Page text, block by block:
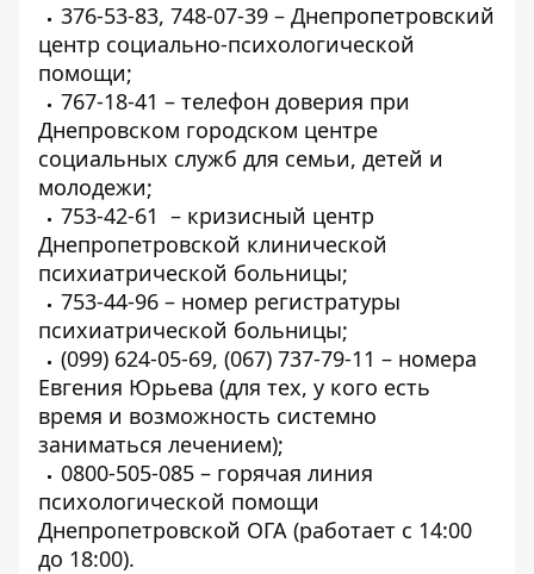
376-53-83, 748-07-39 – Днепропетровский
центр социально-психологической
помощи;
767-18-41 – телефон доверия при
Днепровском городском центре
социальных служб для семьи, детей и
молодежи;
753-42-61 – кризисный центр
Днепропетровской клинической
психиатрической больницы;
753-44-96 – номер регистратуры
психиатрической больницы;
(099) 624-05-69, (067) 737-79-11 – номера
Евгения Юрьева (для тех, у кого есть
время и возможность системно
заниматься лечением);
0800-505-085 – горячая линия
психологической помощи
Днепропетровской ОГА (работает с 14:00
до 18:00).